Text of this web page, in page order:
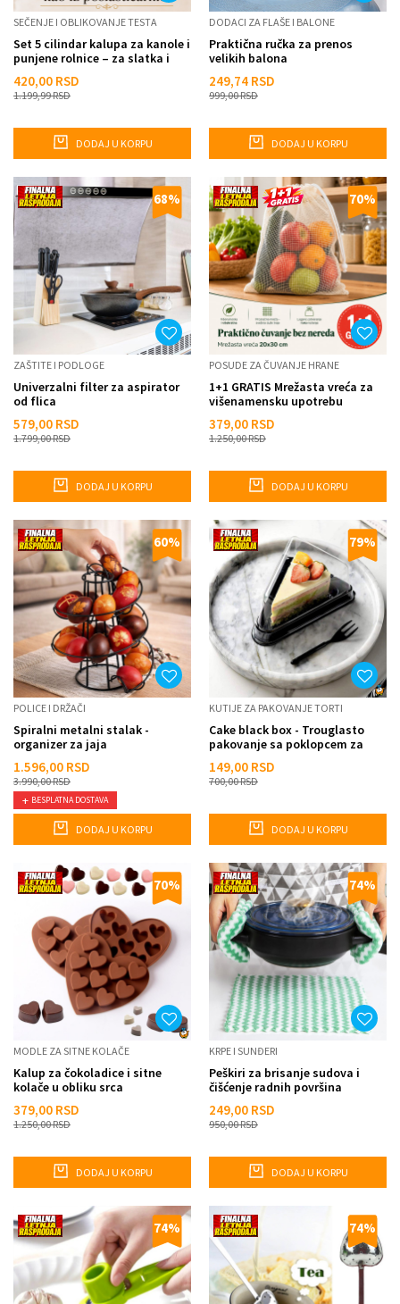
SEČENJE I OBLIKOVANJE TESTA
Set 5 cilindar kalupa za kanole i
punjene rolnice – za slatka i
420,00 RSD
1.199,99RSD
DODAJ U KORPU
DODACI ZA FLAŠE I BALONE
Praktična ručka za prenos
velikih balona
249,74 RSD
999,00RSD
DODAJ U KORPU
68%
ZAŠTITE I PODLOGE
Univerzalni filter za aspirator
od flica
579,00 RSD
1.799,00RSD
DODAJ U KORPU
70%
POSUDE ZA ČUVANJE HRANE
1+1 GRATIS Mrežasta vreća za
višenamensku upotrebu
379,00 RSD
1.250,00RSD
DODAJ U KORPU
60%
POLICE I DRŽAČI
Spiralni metalni stalak -
organizer za jaja
1.596,00 RSD
3.990,00RSD
BESPLATNA DOSTAVA
DODAJ U KORPU
79%
KUTIJE ZA PAKOVANJE TORTI
Cake black box - Trouglasto
pakovanje sa poklopcem za
149,00 RSD
700,00RSD
DODAJ U KORPU
70%
MODLE ZA SITNE KOLAČE
Kalup za čokoladice i sitne
kolače u obliku srca
379,00 RSD
1.250,00RSD
DODAJ U KORPU
74%
KRPE I SUNĐERI
Peškiri za brisanje sudova i
čišćenje radnih površina
249,00 RSD
950,00RSD
DODAJ U KORPU
74% 74%